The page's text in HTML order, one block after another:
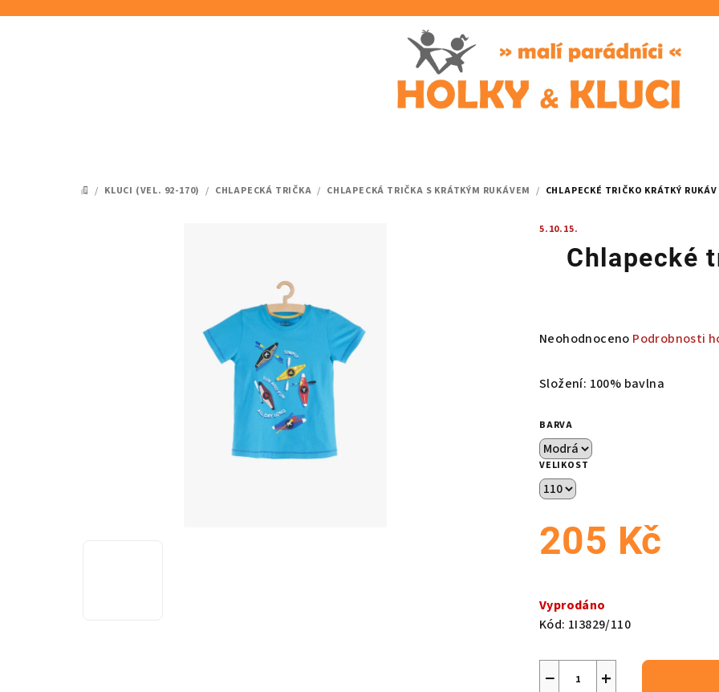
DOMŮ
/ KLUCI (VEL. 92-170) / CHLAPECKÁ TRIČKA / CHLAPECKÁ TRIČKA S KRÁTKÝM RUKÁVEM / CHLAPECKÉ TRIČKO KRÁTKÝ
5.10.15.
Chlapecké
Průměrné
produktu
z
5
hvězdiček.
Neohodnoceno Podrobnosti
Složení: 100% bavlna
BARVA
VELIKOST
205 Kč
cena:
Vyprodáno
Kód: 1I3829/110
+
−